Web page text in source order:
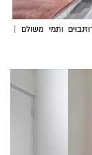
ותמי משולם |